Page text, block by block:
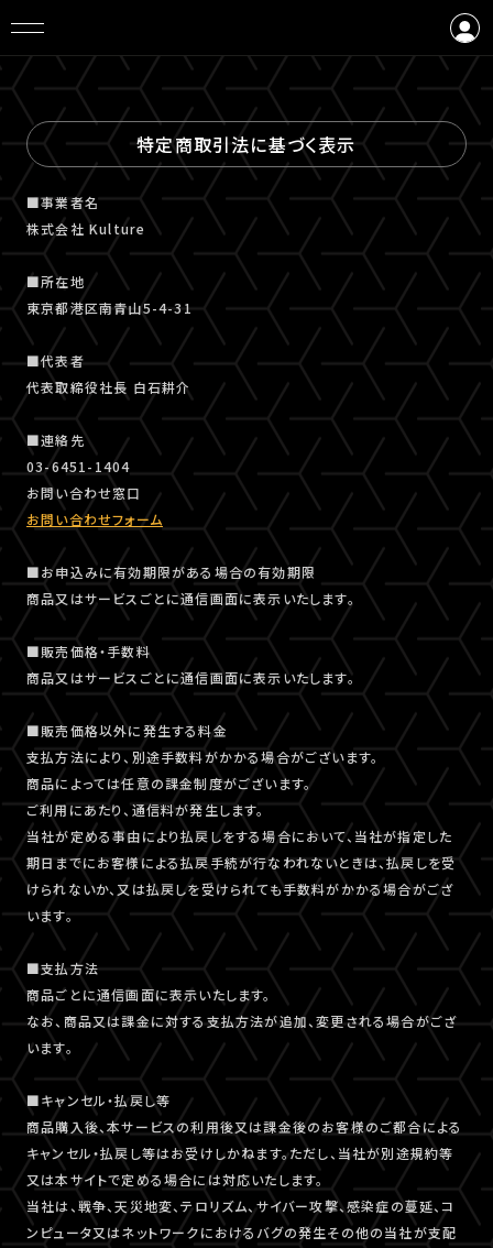
会員登録
特定商取引法に基づく表示
■事業者名
株式会社 Kulture
■所在地
東京都港区南青山5-4-31
■代表者
代表取締役社長 白石耕介
■連絡先
03-6451-1404
お問い合わせ窓口
お問い合わせフォーム
■お申込みに有効期限がある場合の有効期限
商品又はサービスごとに通信画面に表示いたします。
■販売価格・手数料
商品又はサービスごとに通信画面に表示いたします。
■販売価格以外に発生する料金
支払方法により、別途手数料がかかる場合がございます。
商品によっては任意の課金制度がございます。
ご利用にあたり、通信料が発生します。
当社が定める事由により払戻しをする場合において、当社が指定した
期日までにお客様による払戻手続が行なわれないときは、払戻しを受
けられないか、又は払戻しを受けられても手数料がかかる場合がござ
います。
■支払方法
商品ごとに通信画面に表示いたします。
なお、商品又は課金に対する支払方法が追加、変更される場合がござ
います。
■キャンセル・払戻し等
商品購入後、本サービスの利用後又は課金後のお客様のご都合による
キャンセル・払戻し等はお受けしかねます。ただし、当社が別途規約等
又は本サイトで定める場合には対応いたします。
当社は、戦争、天災地変、テロリズム、サイバー攻撃、感染症の蔓延、コ
ンピュータ又はネットワークにおけるバグの発生その他の当社が支配